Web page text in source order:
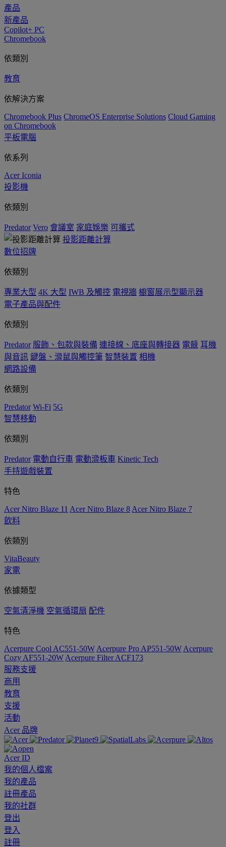
產品
新產品
Copilot+ PC
Chromebook
依類別
教育
依解決方案
Chromebook Plus ChromeOS Enterprise Solutions Cloud Gaming
on Chromebook
平板電腦
依系列
Acer Iconia
投影機
依類別
Predator Vero 會議室 家庭娛樂 可攜式
投影距離計算
數位招牌
依類別
專業大型 4K 大型 IWB 及觸控 電視牆 櫥窗展示型顯示器
電子產品與配件
依類別
Predator 服飾、包款與裝備 連接線、底座與轉接器 電競 耳機
與音訊 鍵盤、滑鼠與觸控筆 智慧裝置 相機
網路設備
依類別
Predator Wi-Fi 5G
智慧移動
依類別
Predator 電動自行車 電動滑板車 Kinetic Tech
手持遊戲裝置
特色
Acer Nitro Blaze 11 Acer Nitro Blaze 8 Acer Nitro Blaze 7
飲料
依類別
VitaBeauty
家電
依據類型
空氣清淨機 空氣循環扇 配件
特色
Acerpure Cool AC551-50W Acerpure Pro AP551-50W Acerpure
Cozy AF551-20W Acerpure Filter ACF173
服務支援
商用
教育
支援
活動
Acer 品牌
Acer ID
我的個人檔案
我的產品
註冊產品
我的社群
登出
登入
註冊